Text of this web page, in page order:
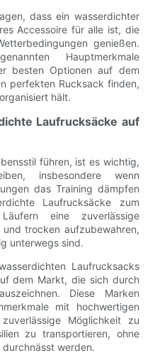
dass ein wasserdichter
Accessoire für alle ist, die
genießen.
Hauptmerkmale
besten Optionen auf dem
perfekten Rucksack finden,
hält.
Laufrucksäcke auf
führen, ist es wichtig,
insbesondere wenn
das Training dämpfen
Laufrucksäcke zum
eine zuverlässige
trocken aufzubewahren,
unterwegs sind.
Laufrucksacks
dem Markt, die sich durch
Diese Marken
mit hochwertigen
Möglichkeit zu
zu transportieren, ohne
werden.